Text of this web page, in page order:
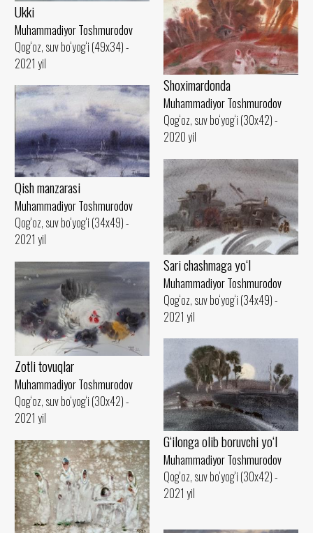
Ukki
Muhammadiyor Toshmurodov
Qog‘oz, suv bo‘yog‘i (49x34) -
2021 yil
Shoximardonda
Muhammadiyor Toshmurodov
Qog‘oz, suv bo‘yog‘i (30x42) -
2020 yil
Qish manzarasi
Muhammadiyor Toshmurodov
Qog‘oz, suv bo‘yog‘i (34x49) -
2021 yil
Sari chashmaga yo‘l
Muhammadiyor Toshmurodov
Qog‘oz, suv bo‘yog‘i (34x49) -
2021 yil
Zotli tovuqlar
Muhammadiyor Toshmurodov
Qog‘oz, suv bo‘yog‘i (30x42) -
2021 yil
G‘ilonga olib boruvchi yo‘l
Muhammadiyor Toshmurodov
Qog‘oz, suv bo‘yog‘i (30x42) -
2021 yil